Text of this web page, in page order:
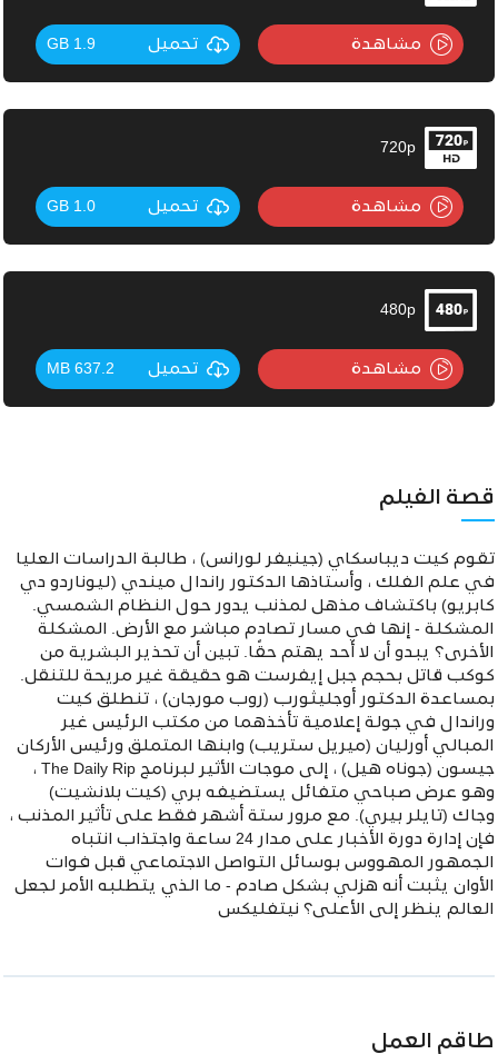
مشاهدة تحميل 1.9 GB
720p
مشاهدة تحميل 1.0 GB
480p
مشاهدة تحميل 637.2 MB
قصة الفيلم
تقوم كيت ديباسكاي (جينيفر لورانس) ، طالبة الدراسات العليا
في علم الفلك ، وأستاذها الدكتور راندال ميندي (ليوناردو دي
كابريو) باكتشاف مذهل لمذنب يدور حول النظام الشمسي.
المشكلة - إنها في مسار تصادم مباشر مع الأرض. المشكلة
الأخرى؟ يبدو أن لا أحد يهتم حقًا. تبين أن تحذير البشرية من
كوكب قاتل بحجم جبل إيفرست هو حقيقة غير مريحة للتنقل.
بمساعدة الدكتور أوجليثورب (روب مورجان) ، تنطلق كيت
وراندال في جولة إعلامية تأخذهما من مكتب الرئيس غير
المبالي أورليان (ميريل ستريب) وابنها المتملق ورئيس الأركان
جيسون (جوناه هيل) ، إلى موجات الأثير لبرنامج The Daily Rip ،
وهو عرض صباحي متفائل يستضيفه بري (كيت بلانشيت)
وجاك (تايلر بيري). مع مرور ستة أشهر فقط على تأثير المذنب ،
فإن إدارة دورة الأخبار على مدار 24 ساعة واجتذاب انتباه
الجمهور المهووس بوسائل التواصل الاجتماعي قبل فوات
الأوان يثبت أنه هزلي بشكل صادم - ما الذي يتطلبه الأمر لجعل
العالم ينظر إلى الأعلى؟ نيتفليكس
طاقم العمل